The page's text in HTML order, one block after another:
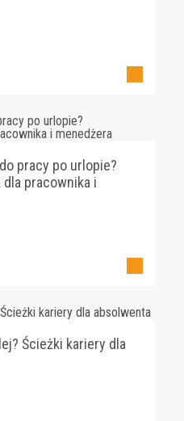
pracy po urlopie?
pracownika i
Ścieżki kariery dla